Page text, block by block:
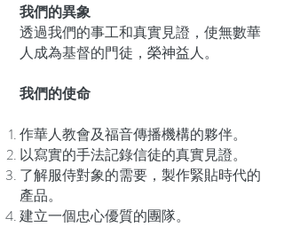
我們的異象
透過我們的事工和真實見證，使無數華
人成為基督的門徒，榮神益人。
我們的使命
作華人教會及福音傳播機構的夥伴。
以寫實的手法記錄信徒的真實見證。
了解服侍對象的需要，製作緊貼時代的
產品。
建立一個忠心優質的團隊。